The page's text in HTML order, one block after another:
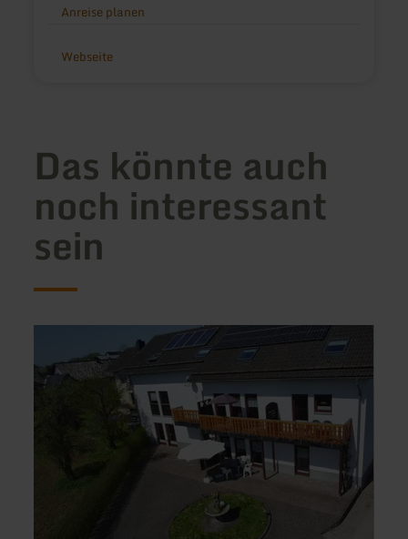
Anreise planen
Webseite
Das könnte auch
noch interessant
sein
Franzenhof,
Ferienwohnungen